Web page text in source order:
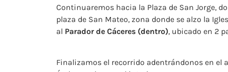
Continuaremos hacia la Plaza de San Jorge,
plaza de San Mateo, zona donde se alzo la
al Parador de Cáceres (dentro), ubicado en 2
Finalizamos el recorrido adentrándonos en